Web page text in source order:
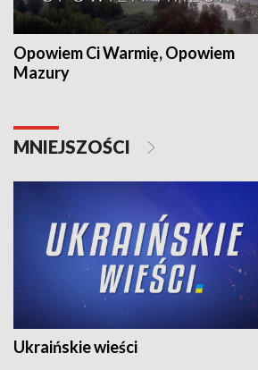
Opowiem Ci Warmię, Opowiem
Mazury
MNIEJSZOŚCI
Ukraińskie wieści